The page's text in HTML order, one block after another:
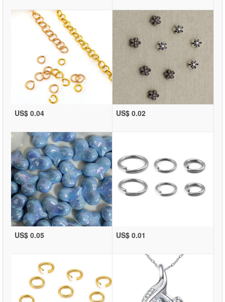
US$ 0.04 US$ 0.02
US$ 0.05 US$ 0.01